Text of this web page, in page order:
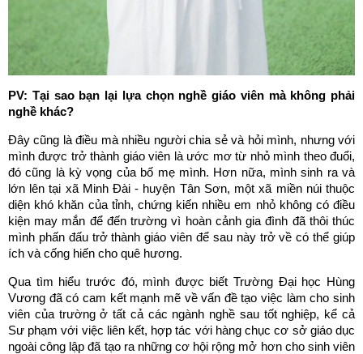
PV: Tại sao bạn lại lựa chọn nghề giáo viên mà không phải
nghề khác?
Đây cũng là điều mà nhiều người chia sẻ và hỏi mình, nhưng với
mình được trở thành giáo viên là ước mơ từ nhỏ mình theo đuổi,
đó cũng là kỳ vọng của bố mẹ mình. Hơn nữa, mình sinh ra và
lớn lên tại xã Minh Đài - huyện Tân Sơn, một xã miền núi thuộc
diện khó khăn của tỉnh, chứng kiến nhiều em nhỏ không có điều
kiện may mắn để đến trường vì hoàn cảnh gia đình đã thôi thúc
mình phấn đấu trở thành giáo viên để sau này trở về có thể giúp
ích và cống hiến cho quê hương.
Qua tìm hiểu trước đó, mình được biết Trường Đại học Hùng
Vương đã có cam kết mạnh mẽ về vấn đề tạo việc làm cho sinh
viên của trường ở tất cả các ngành nghề sau tốt nghiệp, kể cả
Sư phạm với việc liên kết, hợp tác với hàng chục cơ sở giáo dục
ngoài công lập đã tạo ra những cơ hội rộng mở hơn cho sinh viên